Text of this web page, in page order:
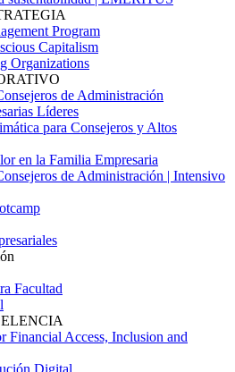
Program
Capitalism
Organizations
de Administración
Líderes
para Consejeros y Altos
en la Familia Empresaria
de Administración | Intensivo
Facultad
Financial Access, Inclusion and
Digital